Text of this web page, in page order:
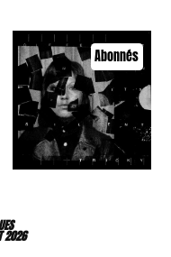
Abonnés
2026